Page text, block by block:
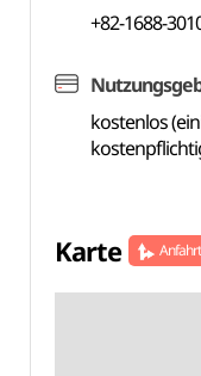
+82-1688-
kostenlos
Karte Anfahrt